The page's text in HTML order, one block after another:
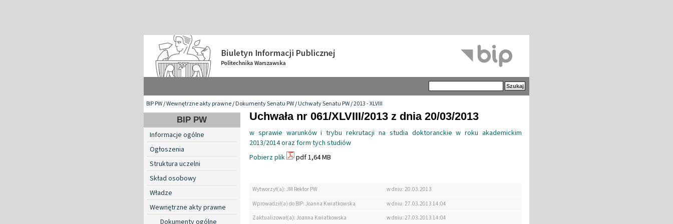
BIP PW/Wewnętrzne akty prawne/Dokumenty Senatu PW/Uchwały Senatu PW/2013 - XLVIII
BIP PW
Informacje ogólne
Ogłoszenia
Struktura uczelni
Skład osobowy
Władze
Wewnętrzne akty prawne
Dokumenty ogólne
Uchwała nr 061/XLVIII/2013 z dnia 20/03/2013
w sprawie warunków i trybu rekrutacji na studia doktoranckie w roku akademickim
2013/2014 oraz form tych studiów
Pobierz plik
pdf 1,64 MB
Wytworzył(a): JM Rektor PW
w dniu: 20.03.2013
Wprowadził(a) do BIP: Joanna Kwiatkowska
w dniu: 27.03.2013 14:04
Zaktualizował(a): Joanna Kwiatkowska
w dniu: 27.03.2013 14:04